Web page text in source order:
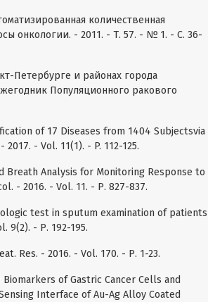
количественная
онкологии. - 2011. - Т. 57. - № 1. - С. 36-
Петербурге и районах города
Популяционного ракового
of 17 Diseases from 1404 Subjectsvia
- Vol. 11(1). - P. 112-125.
Breath Analysis for Monitoring Response to
- 2016. - Vol. 11. - Р. 827-837.
test in sputum examination of patients
9(2). - Р. 192-195.
Res. - 2016. - Vol. 170. - Р. 1-23.
of Gastric Cancer Cells and
Interface of Au-Ag Alloy Coated